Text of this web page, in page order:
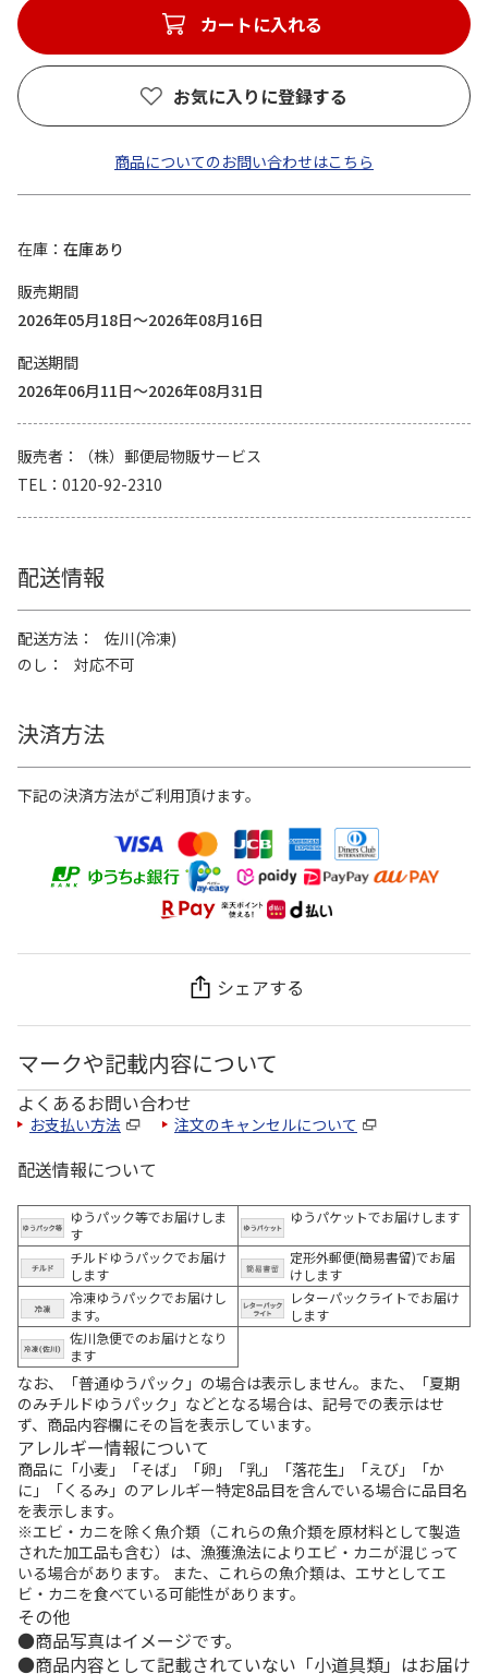
カートに入れる
お気に入りに登録する
商品についてのお問い合わせはこちら
在庫
在庫あり
販売期間
2026年05月18日～2026年08月16日
配送期間
2026年06月11日～2026年08月31日
販売者
（株）郵便局物販サービス
TEL
0120-92-2310
配送情報
配送方法
佐川(冷凍)
のし
対応不可
決済方法
下記の決済方法がご利用頂けます。
シェアする
マークや記載内容について
よくあるお問い合わせ
お支払い方法 注文のキャンセルについて
配送情報について
ゆうパック等でお届けしま
す
ゆうパケットでお届けします
チルドゆうパックでお届け
します
定形外郵便(簡易書留)でお届
けします
冷凍ゆうパックでお届けし
ます。
レターパックライトでお届け
します
佐川急便でのお届けとなり
ます
なお、「普通ゆうパック」の場合は表示しません。また、「夏期
のみチルドゆうパック」などとなる場合は、記号での表示はせ
ず、商品内容欄にその旨を表示しています。
アレルギー情報について
商品に「小麦」「そば」「卵」「乳」「落花生」「えび」「か
に」「くるみ」のアレルギー特定8品目を含んでいる場合に品目名
を表示します。
※エビ・カニを除く魚介類（これらの魚介類を原材料として製造
された加工品も含む）は、漁獲漁法によりエビ・カニが混じって
いる場合があります。 また、これらの魚介類は、エサとしてエ
ビ・カニを食べている可能性があります。
その他
商品写真はイメージです。
商品内容として記載されていない「小道具類」はお届け